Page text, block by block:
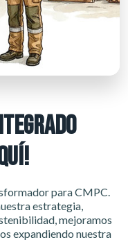
para CMPC.
estrategia,
mejoramos
expandiendo nuestra